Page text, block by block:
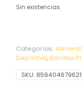
Sin existencias
Categorías:
Deportiva, Barritas
SKU: